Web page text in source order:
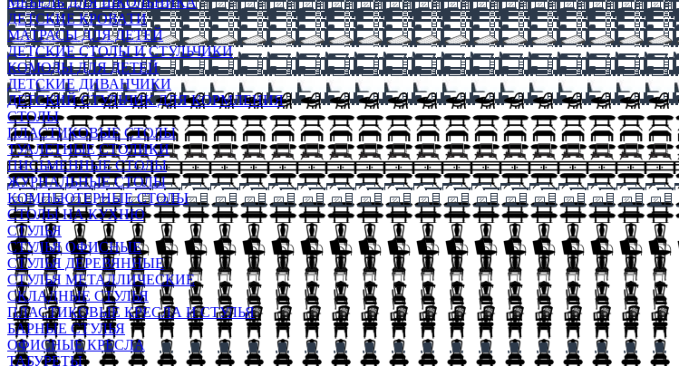
ДЕТСКИЕ КРОВАТИ
МАТРАСЫ ДЛЯ ДЕТЕЙ
ДЕТСКИЕ СТОЛЫ И СТУЛЬЧИКИ
КОМОДЫ ДЛЯ ДЕТЕЙ
ДЕТСКИЕ ДИВАНЧИКИ
ДЕТСКИЙ СТУЛЬЧИК ДЛЯ КОРМЛЕНИЯ
СТОЛЫ
ПЛАСТИКОВЫЕ СТОЛЫ
ТУАЛЕТНЫЕ СТОЛИКИ
ПИСЬМЕННЫЕ СТОЛЫ
ЖУРНАЛЬНЫЕ СТОЛЫ
КОМПЬЮТЕРНЫЕ СТОЛЫ
СТОЛЫ НА КУХНЮ
СТУЛЬЯ
СТУЛЬЯ ОФИСНЫЕ
СТУЛЬЯ ДЕРЕВЯННЫЕ
СТУЛЬЯ МЕТАЛЛИЧЕСКИЕ
СКЛАДНЫЕ СТУЛЬЯ
ПЛАСТИКОВЫЕ КРЕСЛА И СТУЛЬЯ
БАРНЫЕ СТУЛЬЯ
ОФИСНЫЕ КРЕСЛА
ТАБУРЕТЫ